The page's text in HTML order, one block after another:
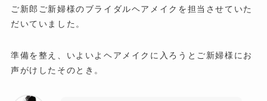
ご新郎ご新婦様のブライダルヘアメイクを担当させていた
だいていました。
準備を整え、いよいよヘアメイクに入ろうとご新婦様にお
声がけしたそのとき。